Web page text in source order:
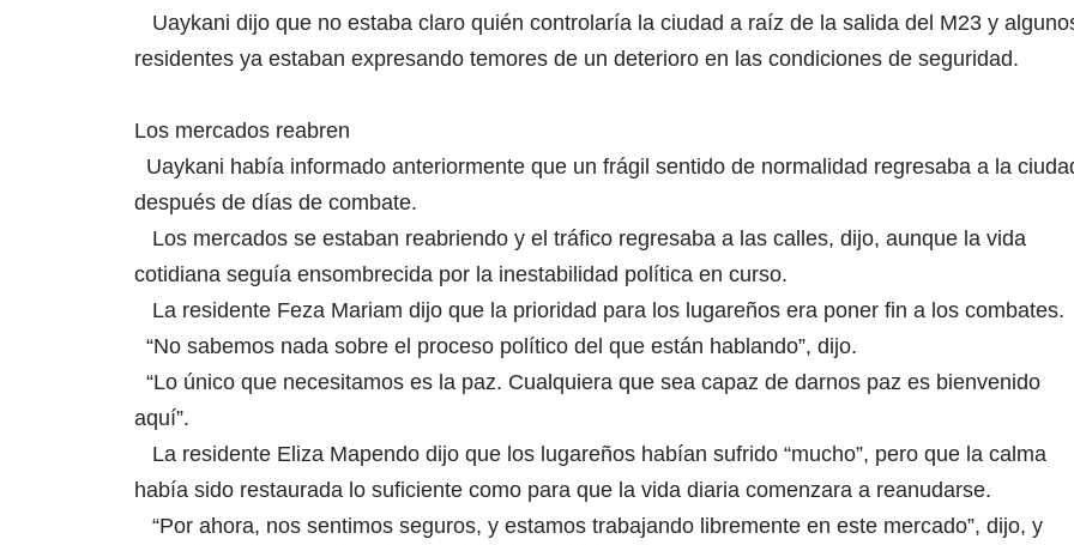
Uaykani dijo que no estaba claro quién controlaría la ciudad a raíz de la salida del M23 y
residentes ya estaban expresando temores de un deterioro en las condiciones de seguridad.
Los mercados reabren
Uaykani había informado anteriormente que un frágil sentido de normalidad regresaba a la
después de días de combate.
Los mercados se estaban reabriendo y el tráfico regresaba a las calles, dijo, aunque la vida
cotidiana seguía ensombrecida por la inestabilidad política en curso.
La residente Feza Mariam dijo que la prioridad para los lugareños era poner fin a los combates.
“No sabemos nada sobre el proceso político del que están hablando”, dijo.
“Lo único que necesitamos es la paz. Cualquiera que sea capaz de darnos paz es bienvenido
aquí”.
La residente Eliza Mapendo dijo que los lugareños habían sufrido “mucho”, pero que la calma
había sido restaurada lo suficiente como para que la vida diaria comenzara a reanudarse.
“Por ahora, nos sentimos seguros, y estamos trabajando libremente en este mercado”, dijo, y